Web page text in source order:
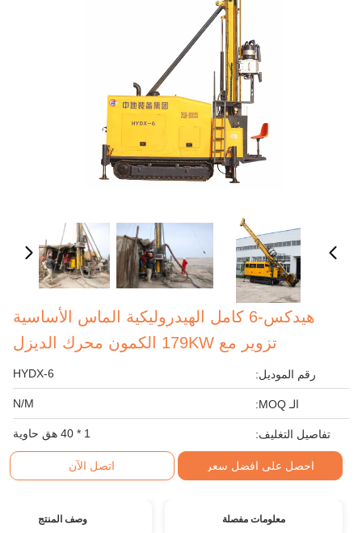
هيدكس-6 كامل الهيدروليكية الماس الأساسية
تزوير مع 179KW الكمون محرك الديزل
رقم الموديل: HYDX-6
الـ MOQ: N/M
تفاصيل التغليف: 1 * 40 هق حاوية
احصل على افضل سعر اتصل الآن
معلومات مفصلة وصف المنتج